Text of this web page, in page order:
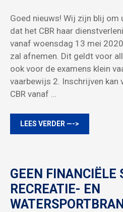
Goed nieuws! Wij zijn blij om
dat het CBR haar
vanaf woensdag 13 mei
zal afnemen. Dit geldt voor
ook voor de examens klein
vaarbewijs 2. Inschrijven kan
CBR vanaf …
LEES VERDER —->
GEEN FINANCIËLE
RECREATIE- EN